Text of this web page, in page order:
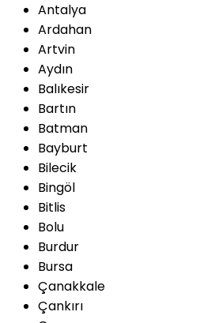
Antalya
Ardahan
Artvin
Aydın
Balıkesir
Bartın
Batman
Bayburt
Bilecik
Bingöl
Bitlis
Bolu
Burdur
Bursa
Çanakkale
Çankırı